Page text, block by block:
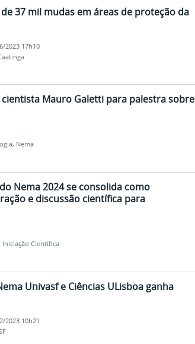
37 mil mudas em áreas de proteção da
2023 17h10
Mauro Galetti para palestra sobre
, Nema
Nema 2024 se consolida como
e discussão científica para
Iniciação Científica
Univasf e Ciências ULisboa ganha
2023 10h21